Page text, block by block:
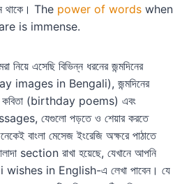
থাকে। The power of wordswhen
is immense.
এসেছি বিভিন্ন ধরনের জন্মদিনের
images in Bengali), জন্মদিনের
(birthday poems) এবং
যেগুলো পড়তে ও শেয়ার করতে
বাংলা মেসেজ ইংরেজি অক্ষরে পাঠাতে
section রাখা হয়েছে, যেখানে আপনি
in English-এ লেখা পাবেন। যে